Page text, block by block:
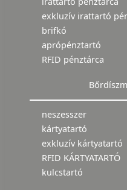
exkluzív irattartó
brifkó
aprópénztartó
RFID pénztárca
neszesszer
kártyatartó
exkluzív kártyatartó
RFID KÁRTYATARTÓ
kulcstartó